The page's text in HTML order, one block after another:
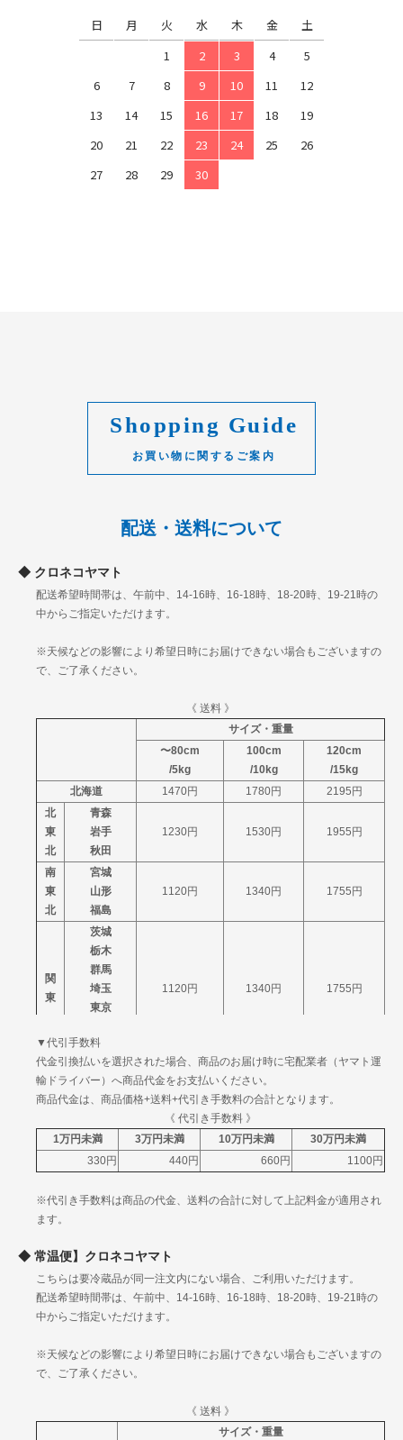
日 月 火 水 木 金
土
1
2 3 4
5
6
7 8 9 10 11
12
13
14 15 16 17 18
19
20
21 22 23 24 25
26
27
28 29 30
Shopping Guide
配送・送料について
クロネコヤマト
配送希望時間帯は、午前中、14-16時、16-18時、18-20時、19-21時の
中からご指定いただけます。
※天候などの影響により希望日時にお届けできない場合もございますの
で、ご了承ください。
《 送料 》
サイズ・重量
〜80cm
/5kg
100cm
/10kg
120cm
/15kg
北海道
1470円 1780円
2195円
北
東
北
青森
岩手
秋田
1230円 1530円 1955円
南
東
北
宮城
山形
福島
1120円 1340円 1755円
関
東
茨城
栃木
群馬
埼玉
東京
山梨
1120円 1340円 1755円
信
越
新潟
長野
1120円 1340円
陸
富山
石川
福井
1120円 1340円 1755円
部
岐阜
愛知
1120円 1340円 1755円
関
西
京都
大阪
兵庫
奈良
1230円 1530円 1955円
鳥取
島根
広島
▼代引手数料
代金引換払いを選択された場合、商品のお届け時に宅配業者（ヤマト運
輸ドライバー）へ商品代金をお支払いください。
商品代金は、商品価格+送料+代引き手数料の合計となります。
《 代引き手数料 》
1万円未満
3万円未満 10万円未満
30万円未満
330円
440円 660円 1100円
※代引き手数料は商品の代金、送料の合計に対して上記料金が適用され
ます。
常温便】クロネコヤマト
こちらは要冷蔵品が同一注文内にない場合、ご利用いただけます。
配送希望時間帯は、午前中、14-16時、16-18時、18-20時、19-21時の
中からご指定いただけます。
※天候などの影響により希望日時にお届けできない場合もございますの
で、ご了承ください。
《 送料 》
サイズ・重量